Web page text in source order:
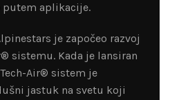
aplikacije.
je započeo razvoj
sistemu. Kada je lansiran
Air® sistem je
jastuk na svetu koji